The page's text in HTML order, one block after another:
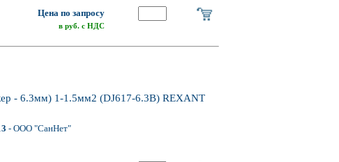
Цена по запросу
в руб. с НДС
6.3мм) 1-1.5мм2 (DJ617-6.3В) REXANT
- ООО "СанНет"